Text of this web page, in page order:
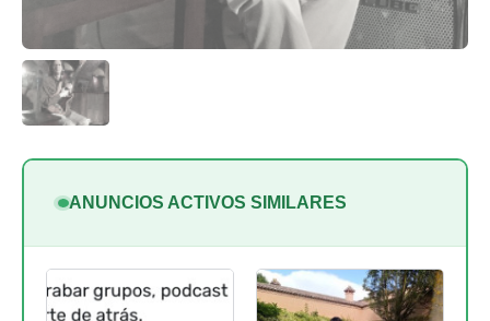
ANUNCIOS ACTIVOS SIMILARES